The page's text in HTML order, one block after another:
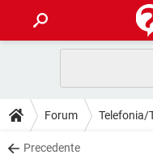
INTRATTENIMENTO
iOS
GUIDE
COVID-19
DOWNLOAD
Forum Telefonia/
Precedente